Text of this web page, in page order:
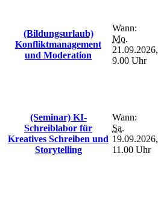
(Bildungsurlaub)
Konfliktmanagement
und Moderation
Wann:
Mo.
21.09.2026,
9.00 Uhr
(Seminar) KI-
Schreiblabor für
Kreatives Schreiben und
Storytelling
Wann:
Sa.
19.09.2026,
11.00 Uhr